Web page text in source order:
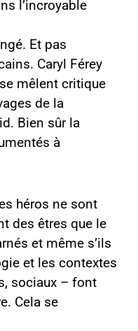
l’incroyable
Et pas
Caryl Férey
mêlent critique
de la
Bien sûr la
à
héros ne sont
des êtres que le
et même s’ils
et les contextes
sociaux – font
Cela se